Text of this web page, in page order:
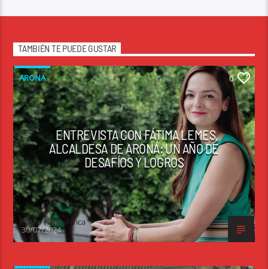
TAMBIÉN TE PUEDE GUSTAR
ARONA 0
ENTREVISTA CON FÁTIMA LEMES,
ALCALDESA DE ARONA: UN AÑO DE
DESAFÍOS Y LOGROS
Radio Hemisferica
30/07/2024